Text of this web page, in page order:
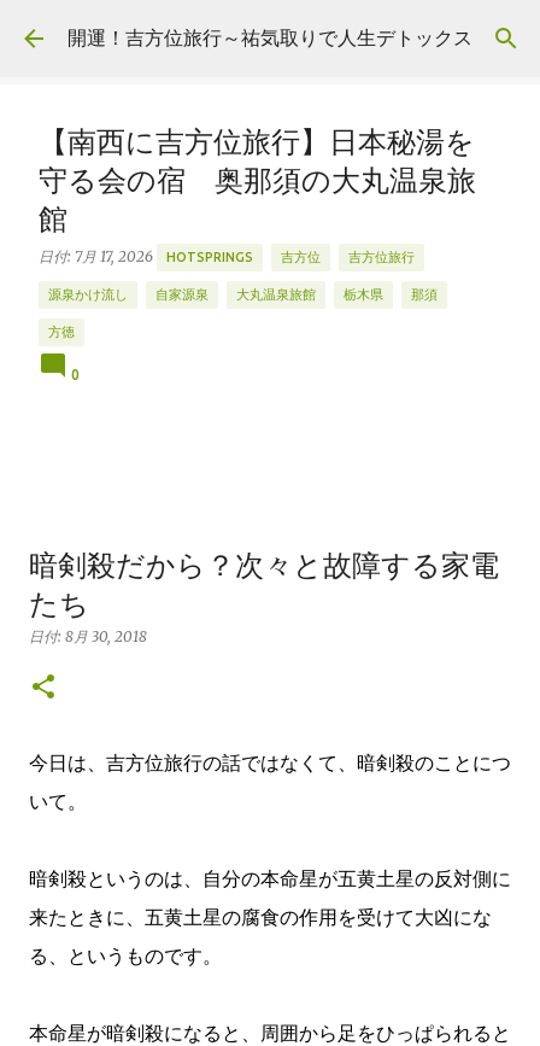
スキップしてメイン コンテンツに移動
開運！吉方位旅行～祐気取りで人生デトックス
【南西に吉方位旅行】日本秘湯を
守る会の宿 奥那須の大丸温泉旅
館
日付: 7月 17, 2026 HOTSPRINGS 吉方位 吉方位旅行
源泉かけ流し 自家源泉 大丸温泉旅館 栃木県 那須
方徳
0
暗剣殺だから？次々と故障する家電
たち
日付: 8月 30, 2018
今日は、吉方位旅行の話ではなくて、暗剣殺のことにつ
いて。
暗剣殺というのは、自分の本命星が五黄土星の反対側に
来たときに、五黄土星の腐食の作用を受けて大凶にな
る、というものです。
本命星が暗剣殺になると、周囲から足をひっぱられると